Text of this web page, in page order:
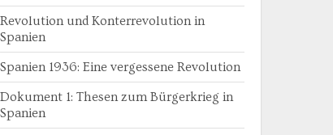
Revolution und Konterrevolution in
Spanien
Spanien 1936: Eine vergessene Revolution
Dokument 1: Thesen zum Bürgerkrieg in
Spanien